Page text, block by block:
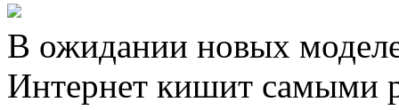
В ожидании новых
Интернет кишит самыми